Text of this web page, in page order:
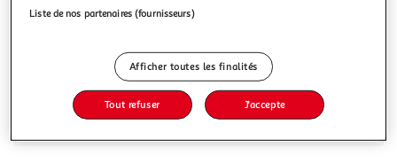
Liste de nos partenaires (fournisseurs)
Afficher toutes les finalités
Tout refuser J'accepte